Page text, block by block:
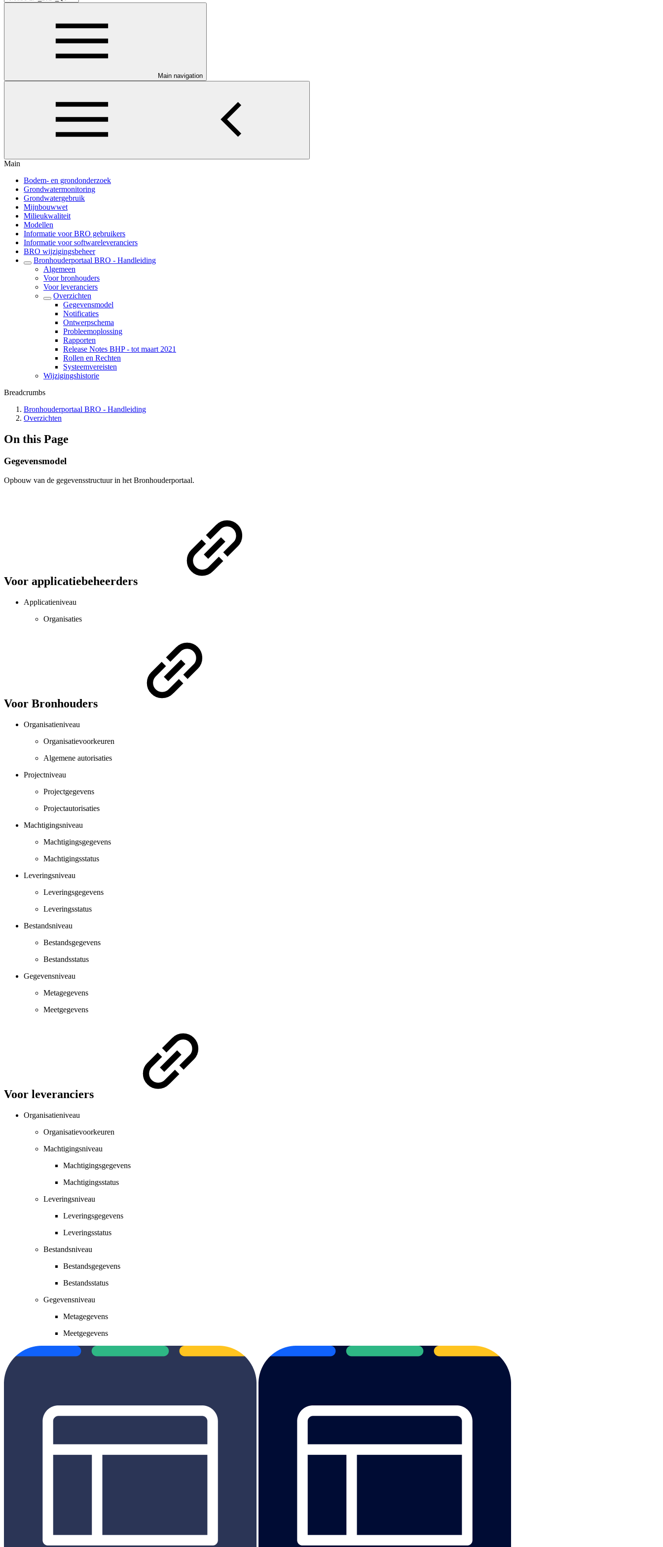
Main navigation
Main
Bodem- en grondonderzoek
Grondwatermonitoring
Grondwatergebruik
Mijnbouwwet
Milieukwaliteit
Modellen
Informatie voor BRO gebruikers
Informatie voor softwareleveranciers
BRO wijzigingsbeheer
Bronhouderportaal BRO - Handleiding
Algemeen
Voor bronhouders
Voor leveranciers
Overzichten
Gegevensmodel
Notificaties
Ontwerpschema
Probleemoplossing
Rapporten
Release Notes BHP - tot maart 2021
Rollen en Rechten
Systeemvereisten
Wijzigingshistorie
Breadcrumbs
Bronhouderportaal BRO - Handleiding
Overzichten
On this Page
Gegevensmodel
Opbouw van de gegevensstructuur in het Bronhouderportaal.
Voor applicatiebeheerders
Applicatieniveau
Organisaties
Voor Bronhouders
Organisatieniveau
Organisatievoorkeuren
Algemene autorisaties
Projectniveau
Projectgegevens
Projectautorisaties
Machtigingsniveau
Machtigingsgegevens
Machtigingsstatus
Leveringsniveau
Leveringsgegevens
Leveringsstatus
Bestandsniveau
Bestandsgegevens
Bestandsstatus
Gegevensniveau
Metagegevens
Meetgegevens
Voor leveranciers
Organisatieniveau
Organisatievoorkeuren
Machtigingsniveau
Machtigingsgegevens
Machtigingsstatus
Leveringsniveau
Leveringsgegevens
Leveringsstatus
Bestandsniveau
Bestandsgegevens
Bestandsstatus
Gegevensniveau
Metagegevens
Meetgegevens